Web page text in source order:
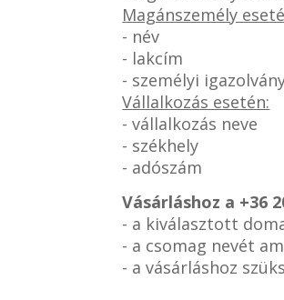
Magánszemély
- név
- lakcím
- személyi
Vállalkozás esetén:
- vállalkozás neve
- székhely
- adószám
Vásárláshoz a +36
- a kiválasztott
- a csomag nevét
- a vásárláshoz